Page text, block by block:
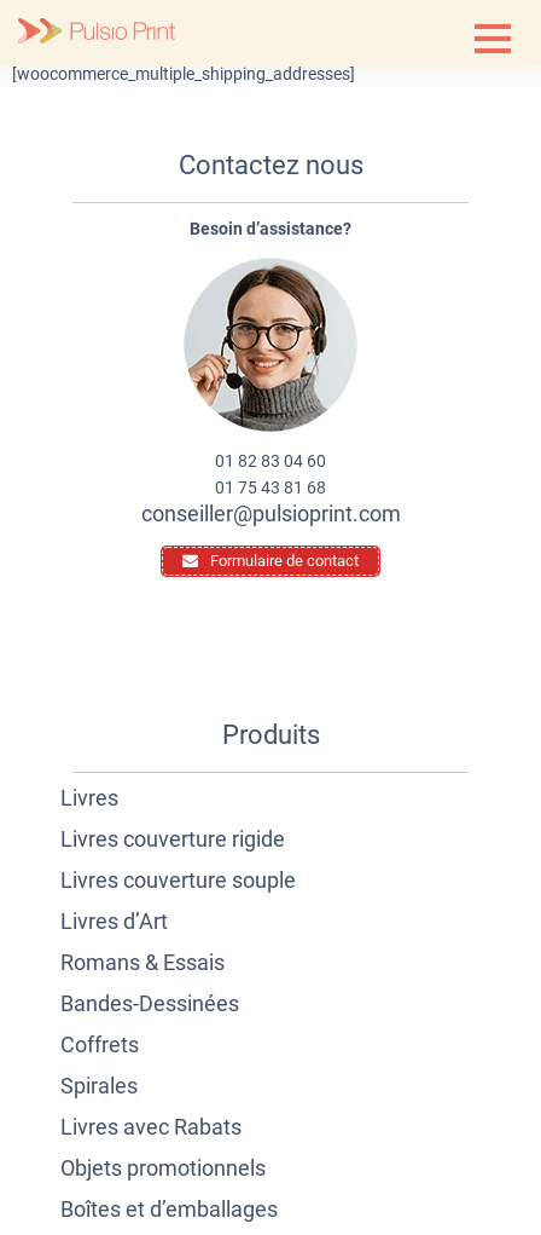
content
[woocommerce_multiple_shipping_addresses]
Contactez nous
Besoin d’assistance?
01 82 83 04 60
01 75 43 81 68
conseiller@pulsioprint.com
Formulaire de contact
Produits
Livres
Livres couverture rigide
Livres couverture souple
Livres d’Art
Romans & Essais
Bandes-Dessinées
Coffrets
Spirales
Livres avec Rabats
Objets promotionnels
Boîtes et d’emballages